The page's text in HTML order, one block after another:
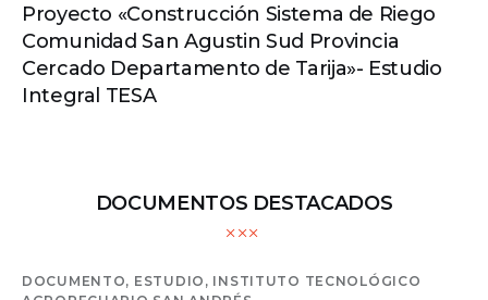
Proyecto «Construcción Sistema de Riego
Comunidad San Agustin Sud Provincia
Cercado Departamento de Tarija»- Estudio
Integral TESA
DOCUMENTOS DESTACADOS
DOCUMENTO, ESTUDIO, INSTITUTO TECNOLÓGICO